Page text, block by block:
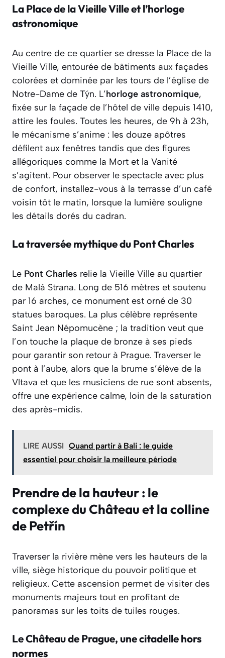
La Place de la Vieille Ville et l’horloge
astronomique
Au centre de ce quartier se dresse la Place de la
Vieille Ville, entourée de bâtiments aux façades
colorées et dominée par les tours de l’église de
Notre-Dame de Týn. L’horloge astronomique,
fixée sur la façade de l’hôtel de ville depuis 1410,
attire les foules. Toutes les heures, de 9h à 23h,
le mécanisme s’anime : les douze apôtres
défilent aux fenêtres tandis que des figures
allégoriques comme la Mort et la Vanité
s’agitent. Pour observer le spectacle avec plus
de confort, installez-vous à la terrasse d’un café
voisin tôt le matin, lorsque la lumière souligne
les détails dorés du cadran.
La traversée mythique du Pont Charles
Le Pont Charles relie la Vieille Ville au quartier
de Malá Strana. Long de 516 mètres et soutenu
par 16 arches, ce monument est orné de 30
statues baroques. La plus célèbre représente
Saint Jean Népomucène ; la tradition veut que
l’on touche la plaque de bronze à ses pieds
pour garantir son retour à Prague. Traverser le
pont à l’aube, alors que la brume s’élève de la
Vltava et que les musiciens de rue sont absents,
offre une expérience calme, loin de la saturation
des après-midis.
LIRE AUSSI Quand partir à Bali : le guide
essentiel pour choisir la meilleure période
Prendre de la hauteur : le
complexe du Château et la colline
de Petřín
Traverser la rivière mène vers les hauteurs de la
ville, siège historique du pouvoir politique et
religieux. Cette ascension permet de visiter des
monuments majeurs tout en profitant de
panoramas sur les toits de tuiles rouges.
Le Château de Prague, une citadelle hors
normes